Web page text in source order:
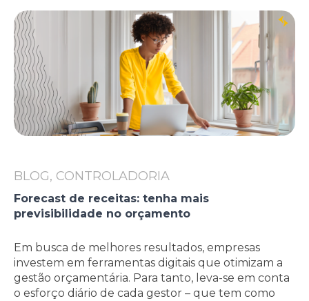
BLOG, CONTROLADORIA
Forecast de receitas: tenha mais
previsibilidade no orçamento
Em busca de melhores resultados, empresas
investem em ferramentas digitais que otimizam a
gestão orçamentária. Para tanto, leva-se em conta
o esforço diário de cada gestor – que tem como